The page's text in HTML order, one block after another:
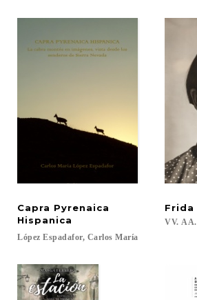
Capra Pyrenaica
Hispanica
López Espadafor, Carlos María
Frida
VV. AA.